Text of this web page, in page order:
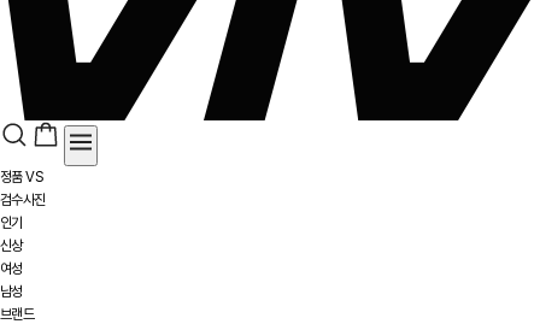
정품 VS
검수사진
인기
신상
여성
남성
브랜드